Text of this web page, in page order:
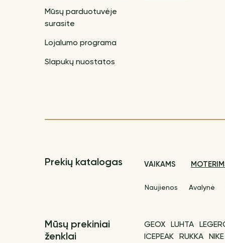
Mūsų parduotuvėje
surasite
Lojalumo programa
Slapukų nuostatos
Prekių katalogas VAIKAMS
Naujienos Avalynė
Mūsų prekiniai
ženklai
GEOX LUHTA
ICEPEAK
RUKKA NIKE